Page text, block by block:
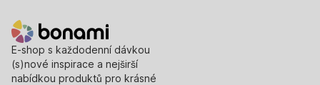
E-shop s každodenní dávkou
(s)nové inspirace a nejširší
nabídkou produktů pro krásné